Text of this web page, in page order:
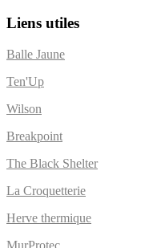
Liens utiles
Balle Jaune
Ten'Up
Wilson
Breakpoint
The Black Shelter
La Croquetterie
Herve thermique
MurProtec